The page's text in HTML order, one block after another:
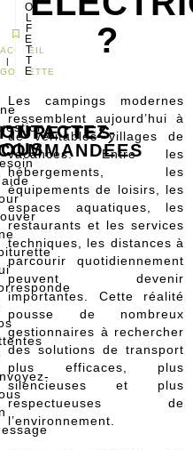
ACCUEIL
|
GOLFETTE
O
L
F
E
T
T
E
?
CONFIGURER
PERMIS
AMCONFIGURER
4 - 6
PLACES
4 AC
CONFIGURER
GOLFETTE
YAMAHA
DRIVE2
CONFIGURER
Les campings modernes
ressemblent aujourd’hui à
de véritables villages de
vacances. Entre les
hébergements, les
équipements de loisirs, les
espaces aquatiques, les
restaurants et les services
techniques, les distances à
parcourir quotidiennement
peuvent devenir
importantes. Cette réalité
pousse de nombreux
gestionnaires à rechercher
des solutions de transport
plus efficaces, plus
silencieuses et plus
respectueuses de
l’environnement.